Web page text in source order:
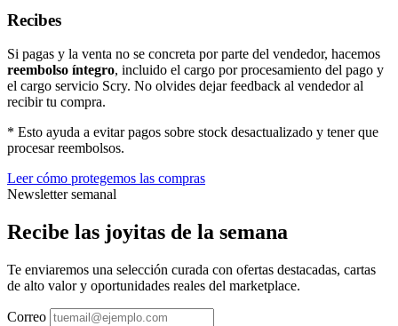
Recibes
Si pagas y la venta no se concreta por parte del vendedor, hacemos
reembolso íntegro, incluido el cargo por procesamiento del pago y
el cargo servicio Scry. No olvides dejar feedback al vendedor al
recibir tu compra.
* Esto ayuda a evitar pagos sobre stock desactualizado y tener que
procesar reembolsos.
Leer cómo protegemos las compras
Newsletter semanal
Recibe las joyitas de la semana
Te enviaremos una selección curada con ofertas destacadas, cartas
de alto valor y oportunidades reales del marketplace.
Correo